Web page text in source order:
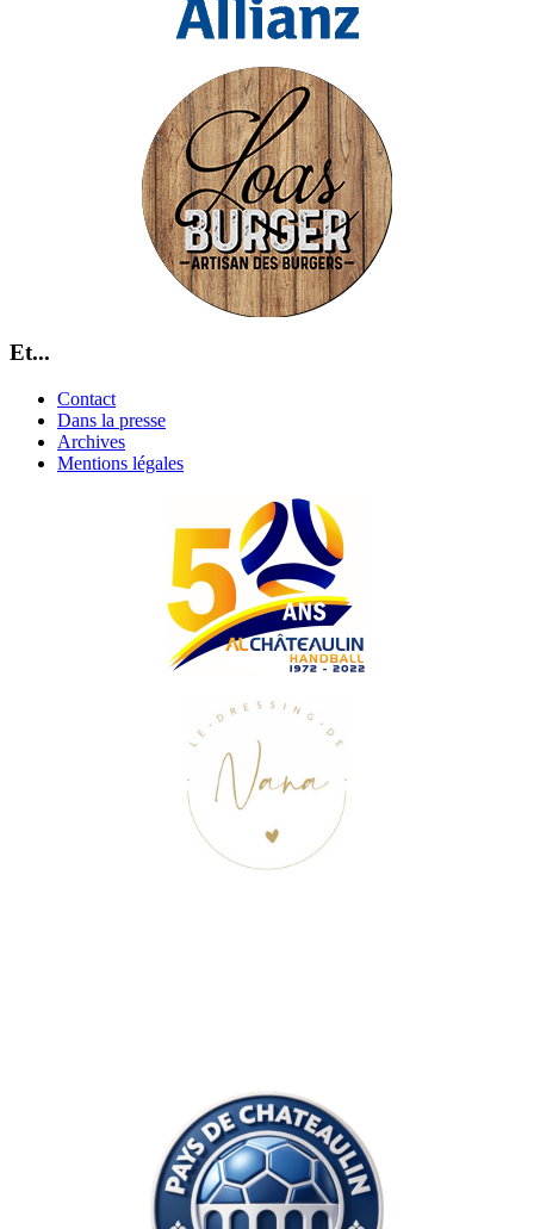
Et...
Contact
Dans la presse
Archives
Mentions légales